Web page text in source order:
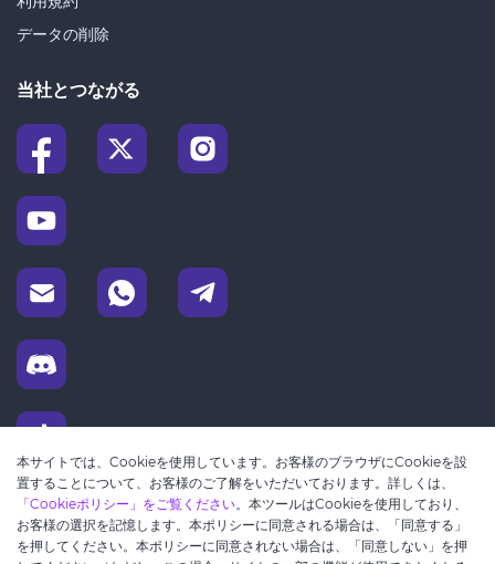
データの削除
当社とつながる
本サイトでは、Cookieを使用しています。お客様のブラウザにCookieを設
置することについて、お客様のご了解をいただいております。詳しくは、
「Cookieポリシー」をご覧ください。本ツールはCookieを使用しており、
お客様の選択を記憶します。本ポリシーに同意される場合は、「同意する」
を押してください。本ポリシーに同意されない場合は、「同意しない」を押